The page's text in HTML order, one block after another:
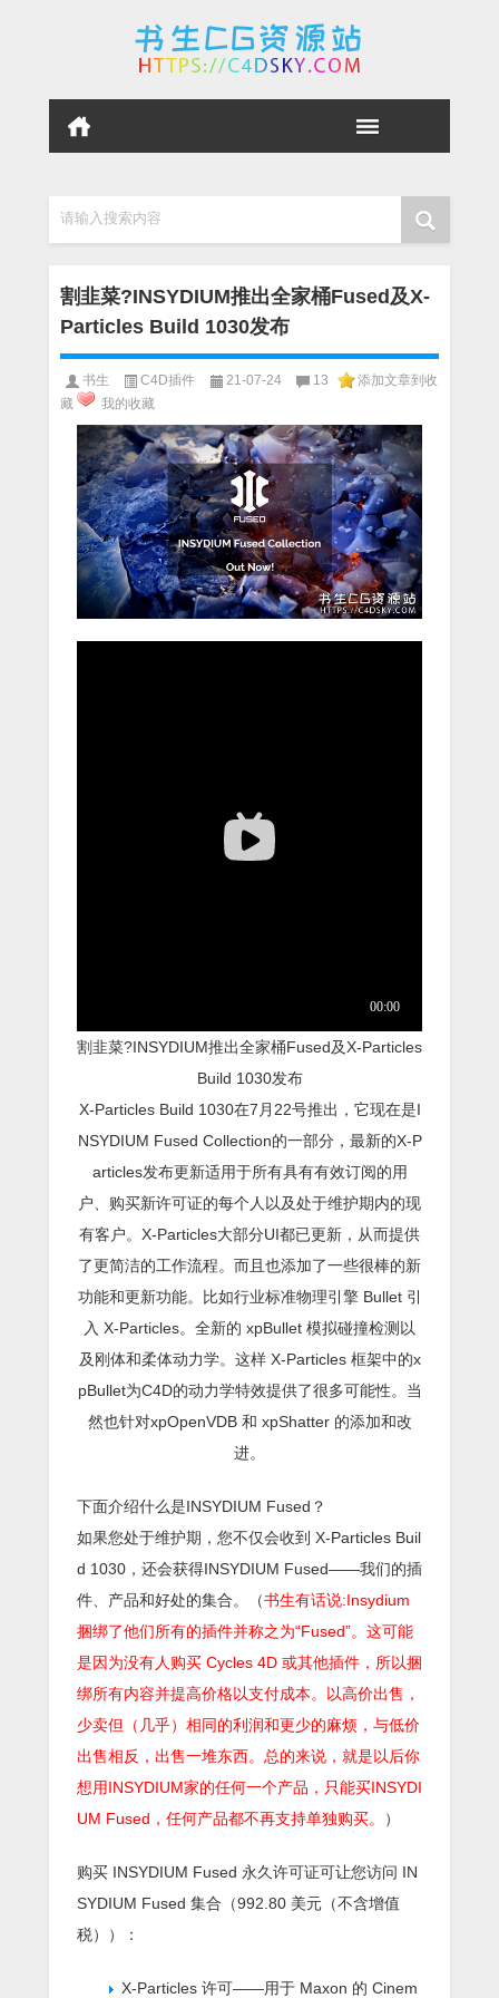
请输入搜索内容
割韭菜?INSYDIUM推出全家桶Fused及X-
Particles Build 1030发布
书生 C4D插件 21-07-24 13
添加文章到收
藏
我的收藏
割韭菜?INSYDIUM推出全家桶Fused及X-Particles
Build 1030发布
X-Particles Build 1030在7月22号推出，它现在是I
NSYDIUM Fused Collection的一部分，最新的X-P
articles发布更新适用于所有具有有效订阅的用
户、购买新许可证的每个人以及处于维护期内的现
有客户。X-Particles大部分UI都已更新，从而提供
了更简洁的工作流程。而且也添加了一些很棒的新
功能和更新功能。比如行业标准物理引擎 Bullet 引
入 X-Particles。全新的 xpBullet 模拟碰撞检测以
及刚体和柔体动力学。这样 X-Particles 框架中的x
pBullet为C4D的动力学特效提供了很多可能性。当
然也针对xpOpenVDB 和 xpShatter 的添加和改
进。
下面介绍什么是INSYDIUM Fused？
如果您处于维护期，您不仅会收到 X-Particles Buil
d 1030，还会获得INSYDIUM Fused——我们的插
件、产品和好处的集合。（书生有话说:Insydium
捆绑了他们所有的插件并称之为“Fused”。这可能
是因为没有人购买 Cycles 4D 或其他插件，所以捆
绑所有内容并提高价格以支付成本。以高价出售，
少卖但（几乎）相同的利润和更少的麻烦，与低价
出售相反，出售一堆东西。总的来说，就是以后你
想用INSYDIUM家的任何一个产品，只能买INSYDI
UM Fused，任何产品都不再支持单独购买。
）
购买 INSYDIUM Fused 永久许可证可让您访问 IN
SYDIUM Fused 集合（992.80 美元（不含增值
税））：
X-Particles 许可——用于 Maxon 的 Cinem